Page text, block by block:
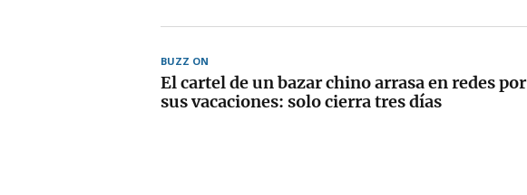
BUZZ ON
El cartel de un bazar chino arrasa en redes por
sus vacaciones: solo cierra tres días